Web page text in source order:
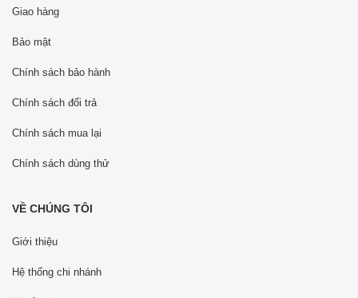
Giao hàng
Bảo mật
Chính sách bảo hành
Chính sách đổi trả
Chính sách mua lại
Chính sách dùng thử
VỀ CHÚNG TÔI
Giới thiệu
Hệ thống chi nhánh